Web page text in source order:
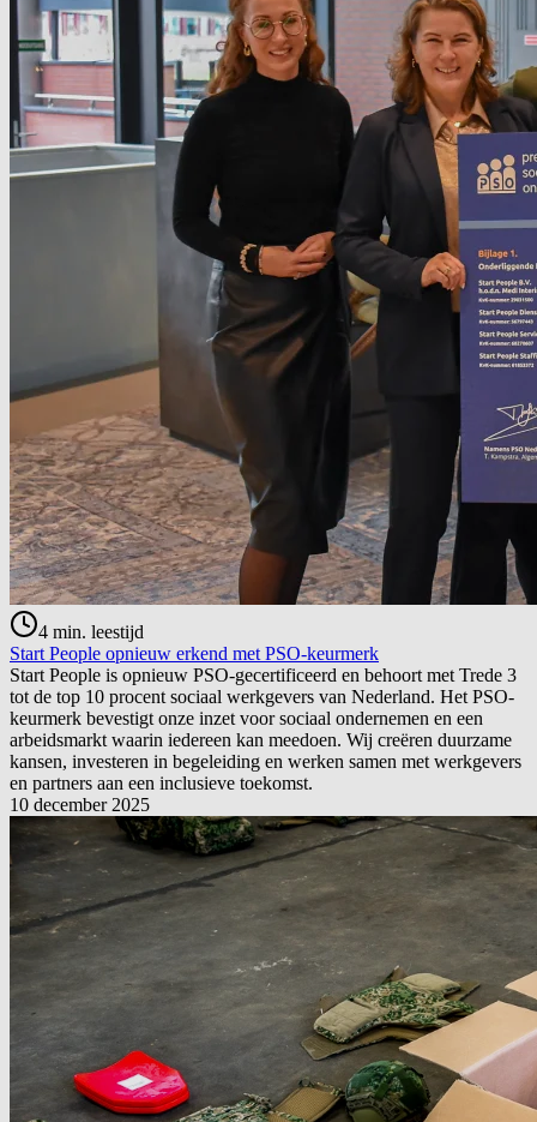
4 min. leestijd
Start People opnieuw erkend met PSO-keurmerk
Start People is opnieuw PSO-gecertificeerd en behoort met Trede 3
tot de top 10 procent sociaal werkgevers van Nederland. Het PSO-
keurmerk bevestigt onze inzet voor sociaal ondernemen en een
arbeidsmarkt waarin iedereen kan meedoen. Wij creëren duurzame
kansen, investeren in begeleiding en werken samen met werkgevers
en partners aan een inclusieve toekomst.
10 december 2025